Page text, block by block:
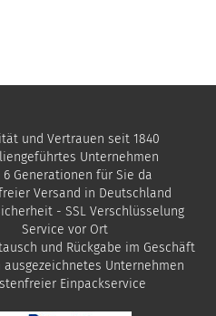
und Vertrauen seit 1840
Unternehmen
6 Generationen für Sie da
Versand in Deutschland
- SSL Verschlüsselung
Service vor Ort
und Rückgabe im Geschäft
ausgezeichnetes Unternehmen
Einpackservice